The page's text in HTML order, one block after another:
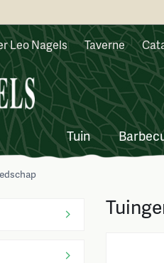
Leo Nagels Taverne
Tuin